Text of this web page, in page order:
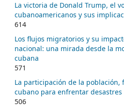
La victoria de Donald Trump, el
cubanoamericanos y sus
614
Los flujos migratorios y su
nacional: una mirada desde la
cubana
571
La participación de la población,
cubano para enfrentar
506